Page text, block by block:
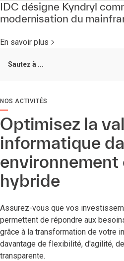
IDC désigne Kyndryl
modernisation du
En savoir plus
Sautez à ...
NOS ACTIVITÉS
Optimisez la
informatique
environnement
hybride
Assurez-vous que vos
permettent de répondre aux
grâce à la transformation de votre
davantage de flexibilité, d'agilité,
transparente.